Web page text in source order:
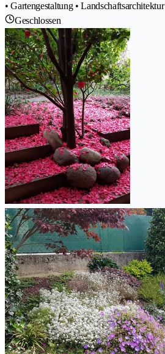
• Gartengestaltung • Landschaftsarchitektur
Geschlossen